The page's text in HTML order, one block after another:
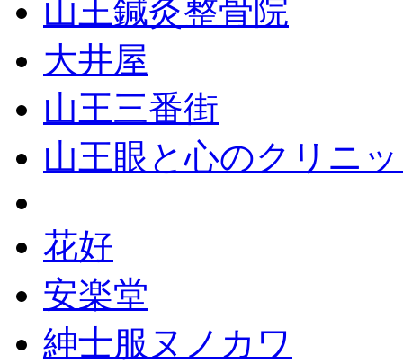
山王鍼灸整骨院
大井屋
山王三番街
山王眼と心のクリニ
花好
安楽堂
紳士服ヌノカワ